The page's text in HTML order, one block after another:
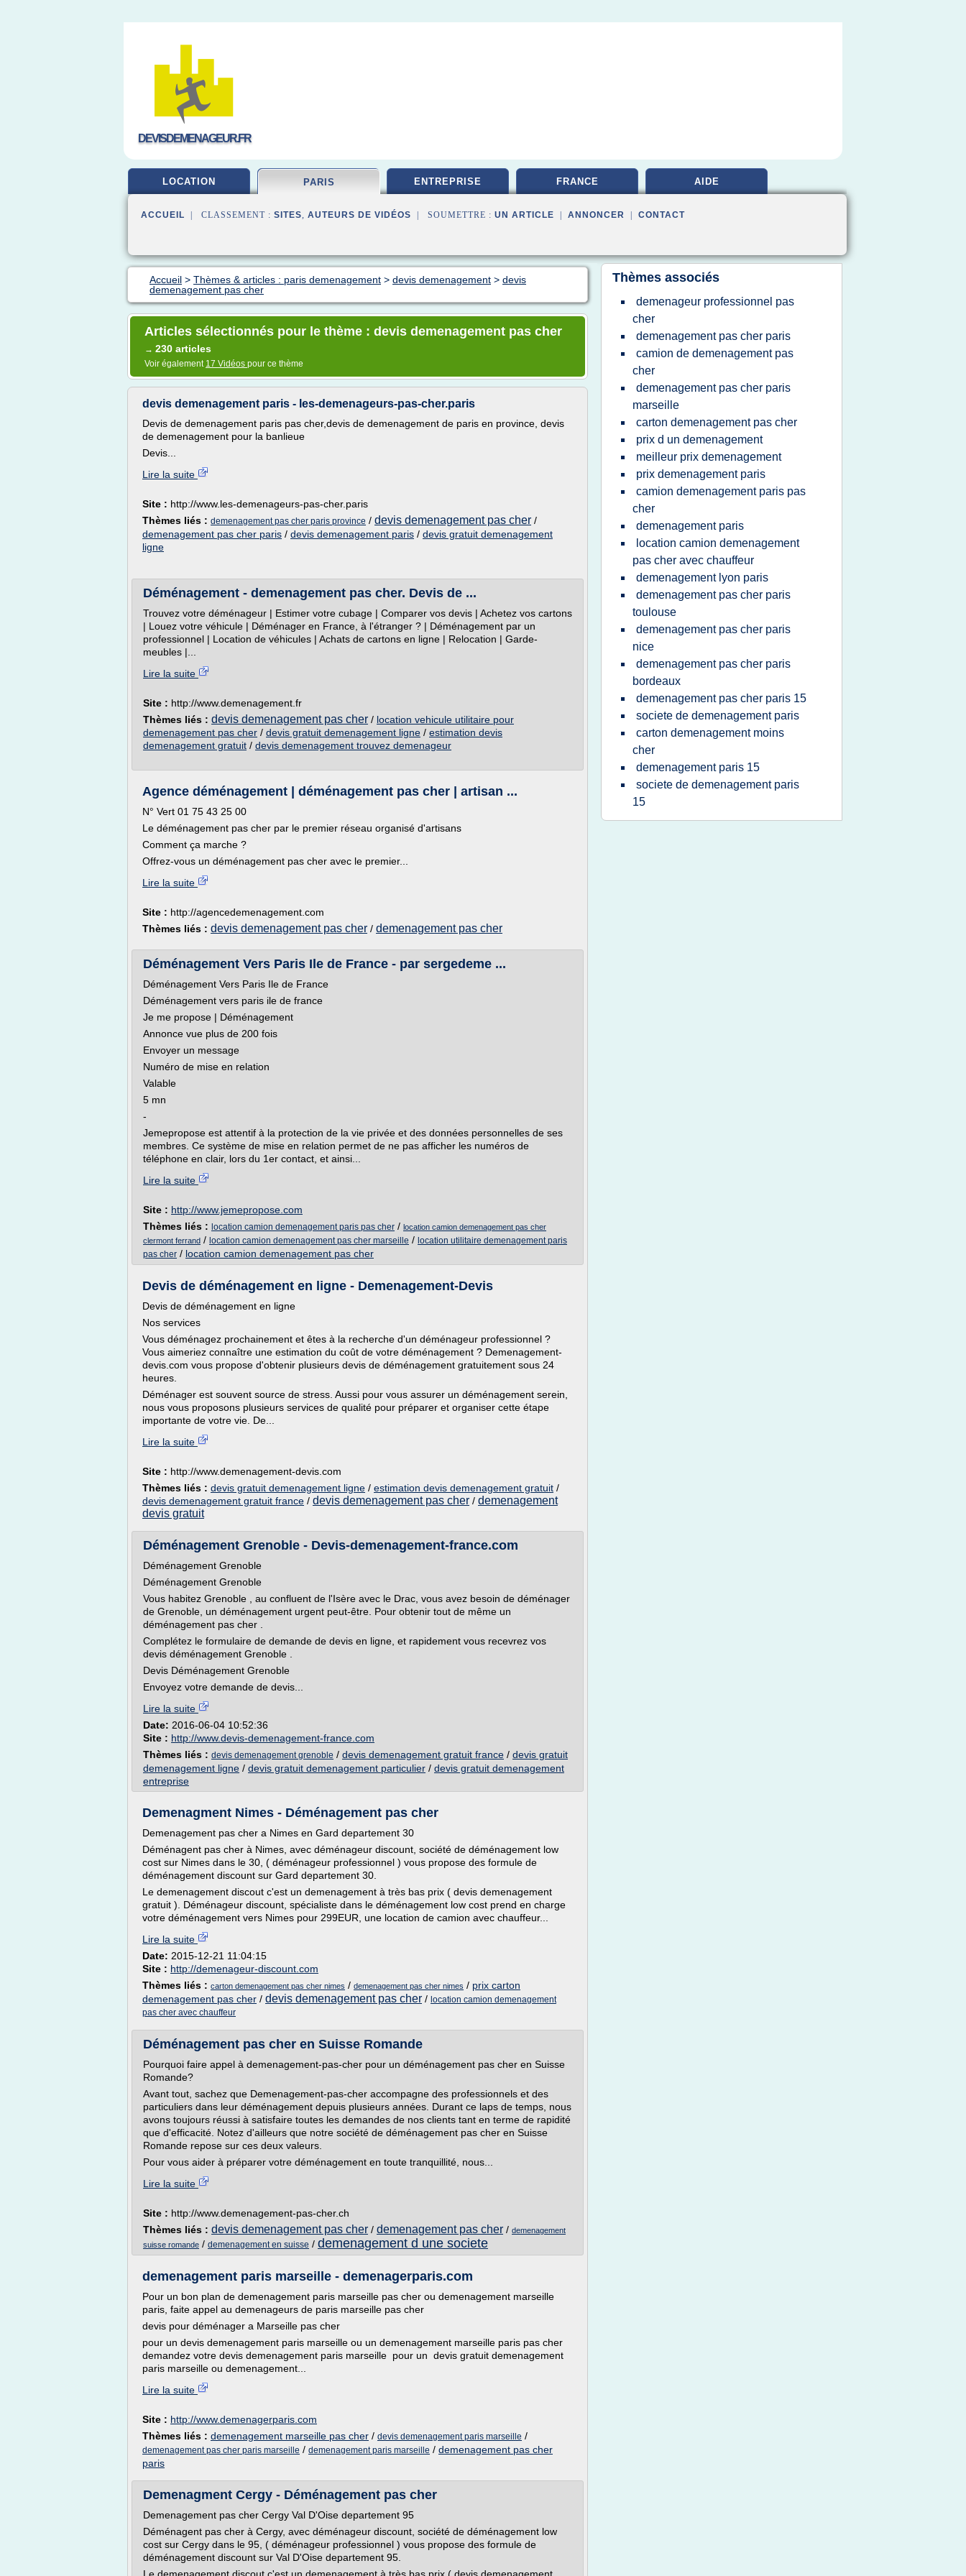
DEVISDEMENAGEUR.FR
LOCATION PARIS ENTREPRISE FRANCE AIDE
ACCUEIL | CLASSEMENT : SITES, AUTEURS DE VIDÉOS | SOUMETTRE : UN ARTICLE ANNONCER CONTACT
Accueil > Thèmes & articles : paris demenagement > devis demenagement > devis
demenagement pas cher
Articles sélectionnés pour le thème : devis demenagement pas cher
→ 230 articles
Voir également 17 Vidéos pour ce thème
devis demenagement paris - les-demenageurs-pas-cher.paris
Devis de demenagement paris pas cher,devis de demenagement de paris en province, devis
de demenagement pour la banlieue
Devis...
Lire la suite
Site : http://www.les-demenageurs-pas-cher.paris
Thèmes liés : demenagement pas cher paris province / devis demenagement pas cher /
demenagement pas cher paris / devis demenagement paris / devis gratuit demenagement
ligne
Déménagement - demenagement pas cher. Devis de ...
Trouvez votre déménageur | Estimer votre cubage | Comparer vos devis | Achetez vos cartons
| Louez votre véhicule | Déménager en France, à l'étranger ? | Déménagement par un
professionnel | Location de véhicules | Achats de cartons en ligne | Relocation | Garde-
meubles |...
Lire la suite
Site : http://www.demenagement.fr
Thèmes liés : devis demenagement pas cher / location vehicule utilitaire pour
demenagement pas cher / devis gratuit demenagement ligne / estimation devis
demenagement gratuit / devis demenagement trouvez demenageur
Agence déménagement | déménagement pas cher | artisan ...
N° Vert 01 75 43 25 00
Le déménagement pas cher par le premier réseau organisé d'artisans
Comment ça marche ?
Offrez-vous un déménagement pas cher avec le premier...
Lire la suite
Site : http://agencedemenagement.com
Thèmes liés : devis demenagement pas cher / demenagement pas cher
Déménagement Vers Paris Ile de France - par sergedeme ...
Déménagement Vers Paris Ile de France
Déménagement vers paris ile de france
Je me propose | Déménagement
Annonce vue plus de 200 fois
Envoyer un message
Numéro de mise en relation
Valable
5 mn
-
Jemepropose est attentif à la protection de la vie privée et des données personnelles de ses
membres. Ce système de mise en relation permet de ne pas afficher les numéros de
téléphone en clair, lors du 1er contact, et ainsi...
Lire la suite
Site : http://www.jemepropose.com
Thèmes liés : location camion demenagement paris pas cher / location camion demenagement pas cher
clermont ferrand / location camion demenagement pas cher marseille / location utilitaire demenagement paris
pas cher / location camion demenagement pas cher
Devis de déménagement en ligne - Demenagement-Devis
Devis de déménagement en ligne
Nos services
Vous déménagez prochainement et êtes à la recherche d'un déménageur professionnel ?
Vous aimeriez connaître une estimation du coût de votre déménagement ? Demenagement-
devis.com vous propose d'obtenir plusieurs devis de déménagement gratuitement sous 24
heures.
Déménager est souvent source de stress. Aussi pour vous assurer un déménagement serein,
nous vous proposons plusieurs services de qualité pour préparer et organiser cette étape
importante de votre vie. De...
Lire la suite
Site : http://www.demenagement-devis.com
Thèmes liés : devis gratuit demenagement ligne / estimation devis demenagement gratuit /
devis demenagement gratuit france / devis demenagement pas cher / demenagement
devis gratuit
Déménagement Grenoble - Devis-demenagement-france.com
Déménagement Grenoble
Déménagement Grenoble
Vous habitez Grenoble , au confluent de l'Isère avec le Drac, vous avez besoin de déménager
de Grenoble, un déménagement urgent peut-être. Pour obtenir tout de même un
déménagement pas cher .
Complétez le formulaire de demande de devis en ligne, et rapidement vous recevrez vos
devis déménagement Grenoble .
Devis Déménagement Grenoble
Envoyez votre demande de devis...
Lire la suite
Date: 2016-06-04 10:52:36
Site : http://www.devis-demenagement-france.com
Thèmes liés : devis demenagement grenoble / devis demenagement gratuit france / devis gratuit
demenagement ligne / devis gratuit demenagement particulier / devis gratuit demenagement
entreprise
Demenagment Nimes - Déménagement pas cher
Demenagement pas cher a Nimes en Gard departement 30
Déménagent pas cher à Nimes, avec déménageur discount, société de déménagement low
cost sur Nimes dans le 30, ( déménageur professionnel ) vous propose des formule de
déménagement discount sur Gard departement 30.
Le demenagement discout c'est un demenagement à très bas prix ( devis demenagement
gratuit ). Déménageur discount, spécialiste dans le déménagement low cost prend en charge
votre déménagement vers Nimes pour 299EUR, une location de camion avec chauffeur...
Lire la suite
Date: 2015-12-21 11:04:15
Site : http://demenageur-discount.com
Thèmes liés : carton demenagement pas cher nimes / demenagement pas cher nimes / prix carton
demenagement pas cher / devis demenagement pas cher / location camion demenagement
pas cher avec chauffeur
Déménagement pas cher en Suisse Romande
Pourquoi faire appel à demenagement-pas-cher pour un déménagement pas cher en Suisse
Romande?
Avant tout, sachez que Demenagement-pas-cher accompagne des professionnels et des
particuliers dans leur déménagement depuis plusieurs années. Durant ce laps de temps, nous
avons toujours réussi à satisfaire toutes les demandes de nos clients tant en terme de rapidité
que d'efficacité. Notez d'ailleurs que notre société de déménagement pas cher en Suisse
Romande repose sur ces deux valeurs.
Pour vous aider à préparer votre déménagement en toute tranquillité, nous...
Lire la suite
Site : http://www.demenagement-pas-cher.ch
Thèmes liés : devis demenagement pas cher / demenagement pas cher / demenagement
suisse romande / demenagement en suisse / demenagement d une societe
demenagement paris marseille - demenagerparis.com
Pour un bon plan de demenagement paris marseille pas cher ou demenagement marseille
paris, faite appel au demenageurs de paris marseille pas cher
devis pour déménager a Marseille pas cher
pour un devis demenagement paris marseille ou un demenagement marseille paris pas cher
demandez votre devis demenagement paris marseille pour un devis gratuit demenagement
paris marseille ou demenagement...
Lire la suite
Site : http://www.demenagerparis.com
Thèmes liés : demenagement marseille pas cher / devis demenagement paris marseille /
demenagement pas cher paris marseille / demenagement paris marseille / demenagement pas cher
paris
Demenagment Cergy - Déménagement pas cher
Demenagement pas cher Cergy Val D'Oise departement 95
Déménagent pas cher à Cergy, avec déménageur discount, société de déménagement low
cost sur Cergy dans le 95, ( déménageur professionnel ) vous propose des formule de
déménagement discount sur Val D'Oise departement 95.
Thèmes associés
demenageur professionnel pas
cher
demenagement pas cher paris
camion de demenagement pas
cher
demenagement pas cher paris
marseille
carton demenagement pas cher
prix d un demenagement
meilleur prix demenagement
prix demenagement paris
camion demenagement paris pas
cher
demenagement paris
location camion demenagement
pas cher avec chauffeur
demenagement lyon paris
demenagement pas cher paris
toulouse
demenagement pas cher paris
nice
demenagement pas cher paris
bordeaux
demenagement pas cher paris 15
societe de demenagement paris
carton demenagement moins
cher
demenagement paris 15
societe de demenagement paris
15